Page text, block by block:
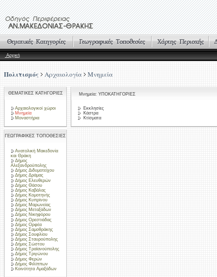
Αρχική
Πολιτισμός Αρχαιολογία Μνημεία
ΘΕΜΑΤΙΚΕΣ ΚΑΤΗΓΟΡΙΕΣ
Αρχαιολογικοί χώροι
Μνημεία
Μοναστήρια
ΓΕΩΓΡΑΦΙΚΕΣ ΤΟΠΟΘΕΣΙΕΣ
Ανατολική Μακεδονία
και Θράκη
Δήμος
Αλεξανδρούπολης
Δήμος Διδυμοτείχου
Δήμος Δράμας
Δήμος Ελευθερών
Δήμος Θάσου
Δήμος Καβάλας
Δήμος Κομοτηνής
Δήμος Κυπρίνου
Δήμος Μαρωνείας
Δήμος Μεταξάδων
Δήμος Νικηφόρου
Δήμος Ορεστιάδας
Δήμος Ορφέα
Δήμος Σαμοθράκης
Δήμος Σουφλίου
Δήμος Σταυρούπολης
Δήμος Σώστου
Δήμος Τραϊανούπολης
Δήμος Τριγώνου
Δήμος Φερών
Δήμος Φιλίππων
Κοινότητα Αμαξάδων
Μνημεία: ΥΠΟΚΑΤΗΓΟΡΙΕΣ
Εκκλησίες
Κάστρα
Κτίσματα